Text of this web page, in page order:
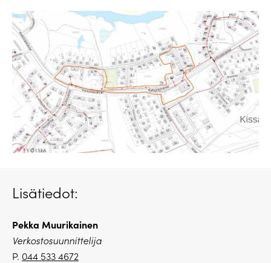
Lisätiedot:
Pekka Muurikainen
Verkostosuunnittelija
P. 044 533 4672